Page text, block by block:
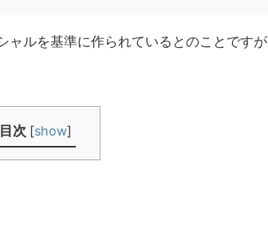
ルを基準に作られているとのことですが
目次 [show]